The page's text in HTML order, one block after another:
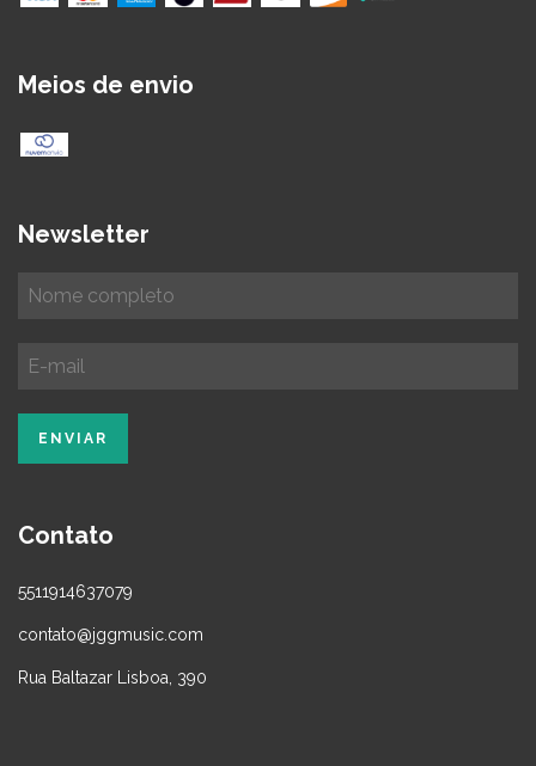
Meios de envio
Newsletter
Contato
5511914637079
contato@jggmusic.com
Rua Baltazar Lisboa, 390